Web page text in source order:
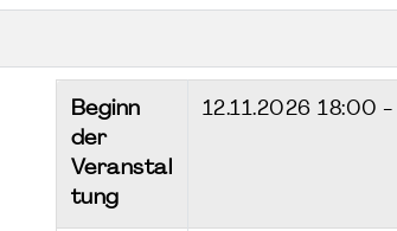
Beginn
der
Veranstal
tung
12.11.202618:00